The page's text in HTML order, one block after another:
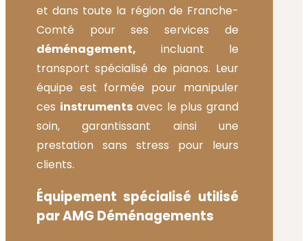
et dans toute la région de Franche-
Comté pour ses services de
déménagement, incluant le
transport spécialisé de pianos. Leur
équipe est formée pour manipuler
ces instrumentsavec le plus grand
soin, garantissant ainsi une
prestation sans stress pour leurs
clients.
Équipement spécialisé utilisé
par AMG Déménagements